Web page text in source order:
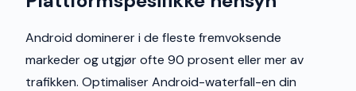
Android dominerer i de fleste fremvoksende
markeder og utgjør ofte 90 prosent eller mer av
trafikken. Optimaliser Android-waterfall-en din